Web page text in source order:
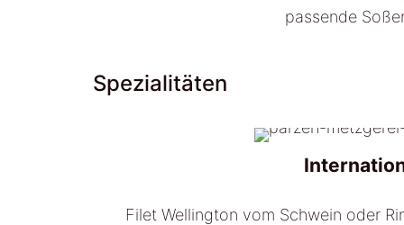
passende
Spezialitäten
Filet Wellington vom Schwein oder